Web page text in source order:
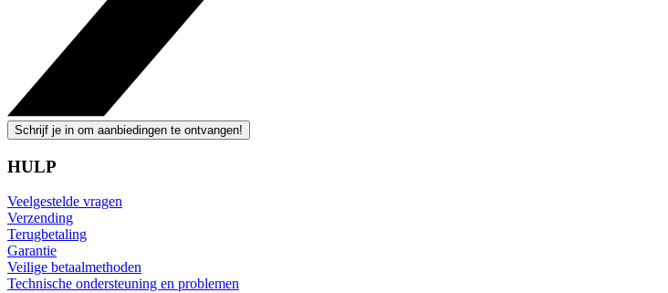
Schrijf je in om aanbiedingen te ontvangen!
HULP
Veelgestelde vragen
Verzending
Terugbetaling
Garantie
Veilige betaalmethoden
Technische ondersteuning en problemen